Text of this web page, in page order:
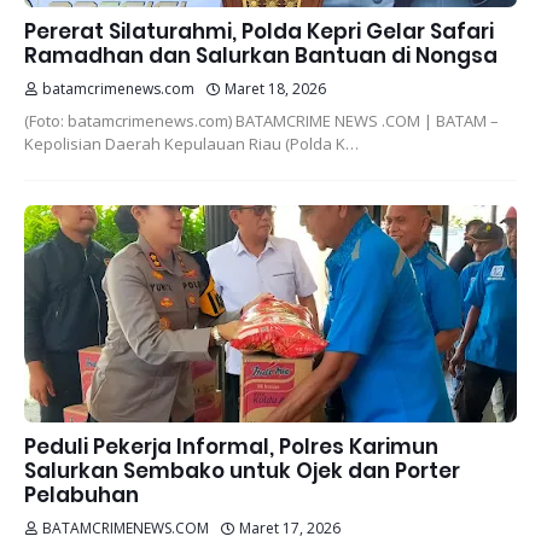
Pererat Silaturahmi, Polda Kepri Gelar Safari
Ramadhan dan Salurkan Bantuan di Nongsa
batamcrimenews.com Maret 18, 2026
(Foto: batamcrimenews.com) BATAMCRIME NEWS .COM | BATAM –
Kepolisian Daerah Kepulauan Riau (Polda K…
Peduli Pekerja Informal, Polres Karimun
Salurkan Sembako untuk Ojek dan Porter
Pelabuhan
BATAMCRIMENEWS.COM Maret 17, 2026